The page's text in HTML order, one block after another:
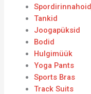
Tankid
Joogapüksid
Bodid
Hulgimüük
Yoga Pants
Sports Bras
Track Suits